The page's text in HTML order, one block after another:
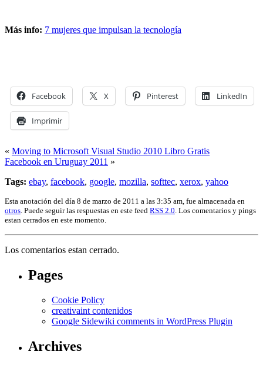
Más info: 7 mujeres que impulsan la tecnología
Facebook X Pinterest LinkedIn
Imprimir
« Moving to Microsoft Visual Studio 2010 Libro Gratis
Facebook en Uruguay 2011 »
Tags: ebay, facebook, google, mozilla, softtec, xerox, yahoo
Esta anotación del día 8 de marzo de 2011 a las 3:35 am, fue almacenada en
otros . Puede seguir las respuestas en este feed RSS 2.0 . Los comentarios y pings
estan cerrados en este momento.
Los comentarios estan cerrado.
Pages
Cookie Policy
creativaint contenidos
Google Sidewiki comments in WordPress Plugin
Archives